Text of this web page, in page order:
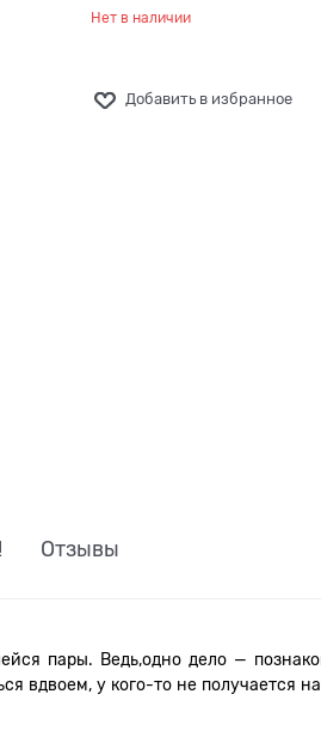
Нет в наличии
Добавить в избранное
Отзывы
пары. Ведь,одно дело —
вдвоем, у кого-то не получается